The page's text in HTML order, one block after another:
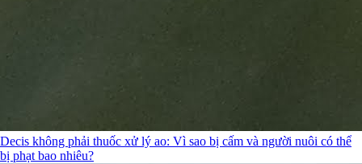
Decis không phải thuốc xử lý ao: Vì sao bị cấm và người nuôi có thể
bị phạt bao nhiêu?